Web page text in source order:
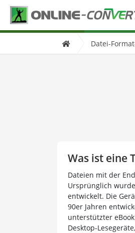
Datei-
Was ist eine
Dateien mit der
Ursprünglich
entwickelt. Die
90er Jahren
unterstützter
Desktop-